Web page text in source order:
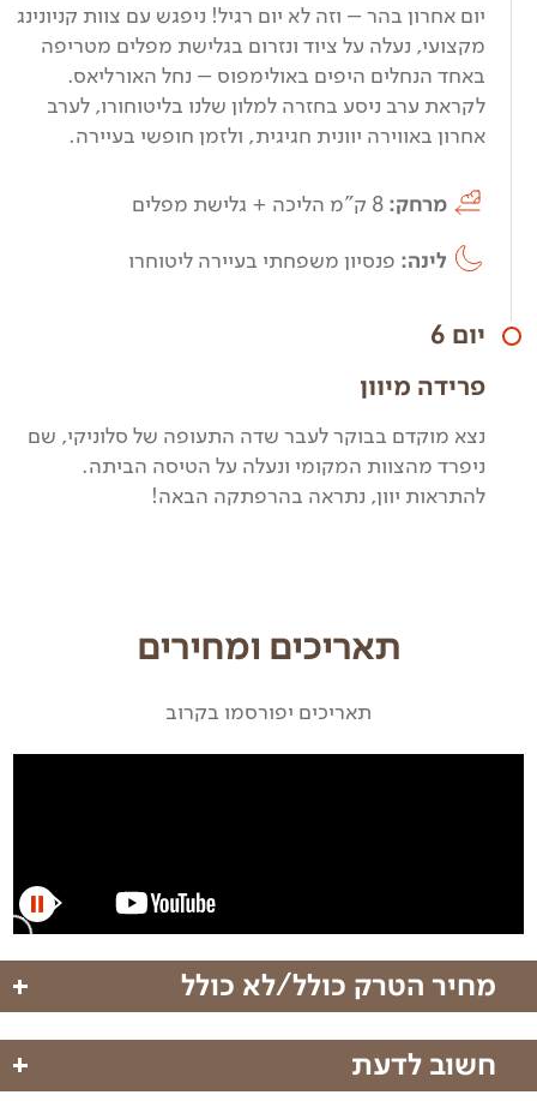
יום אחרון בהר – וזה לא יום רגיל! ניפגש עם צוות קניונינג
מקצועי, נעלה על ציוד ונזרום בגלישת מפלים מטריפה
באחד הנחלים היפים באולימפוס – נחל האורליאס.
לקראת ערב ניסע בחזרה למלון שלנו בליטוחורו, לערב
אחרון באווירה יוונית חגיגית, ולזמן חופשי בעיירה.
מרחק:8 ק"מ הליכה + גלישת מפלים
לינה: פנסיון משפחתי בעיירה ליטוחרו
יום 6
פרידה מיוון
נצא מוקדם בבוקר לעבר שדה התעופה של סלוניקי, שם
ניפרד מהצוות המקומי ונעלה על הטיסה הביתה.
להתראות יוון, נתראה בהרפתקה הבאה!
תאריכים ומחירים
תאריכים יפורסמו בקרוב
מחיר הטרק כולל/לא כולל
מחיר הטרק כולל
חשוב לדעת